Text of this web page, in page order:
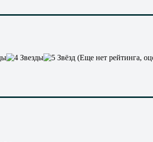
(Еще нет рейтинга,